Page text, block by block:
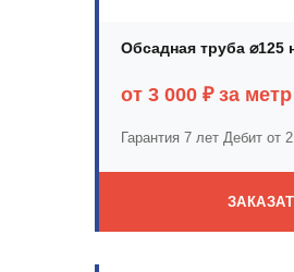
Обсадная труба ⌀125
от 3 000 ₽ за метр
Гарантия 7 лет Дебит от